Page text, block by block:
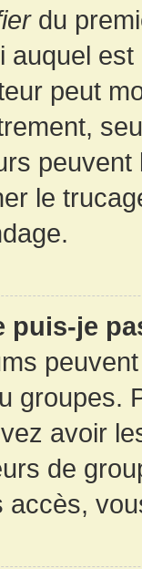
du
auquel
peut
le
puis-je
groupes.
avoir
de
accès,